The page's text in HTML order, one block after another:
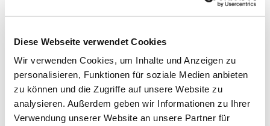
Diese Webseite verwendet Cookies
Wir verwenden Cookies, um Inhalte und Anzeigen zu
personalisieren, Funktionen für soziale Medien anbieten
zu können und die Zugriffe auf unsere Website zu
analysieren. Außerdem geben wir Informationen zu Ihrer
Verwendung unserer Website an unsere Partner für